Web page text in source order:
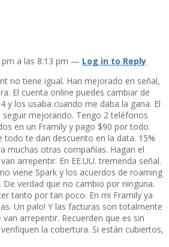
a las 8:13 pm — Log in to Reply
no tiene igual. Han mejorado en señal,
El cuenta online puedes cambiar de
y los usaba cuando me daba la gana. El
seguir mejorando. Tengo 2 teléfonos
en un Framily y pago $90 por todo.
todo te dan descuento en la data. 15%
muchas otras compañí­as. Hagan el
arrepentir. En EE.UU. tremenda señal.
viene Spark y los acuerdos de roaming
De verdad que no cambio por ninguna.
tanto por tan poco. En mi Framily ya
Un palo! Y las facturas son totalmente
arrepentir. Recuerden que es sin
la cobertura. Si están cubiertos,